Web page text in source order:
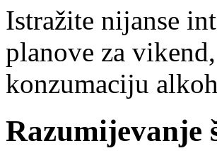
Istražite nijanse
planove za
konzumaciju
Razumijevanje